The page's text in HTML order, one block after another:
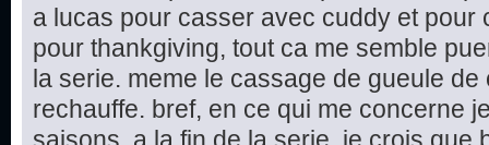
a lucas pour casser avec cuddy et pour
pour thankgiving, tout ca me semble
la serie. meme le cassage de gueule
rechauffe. bref, en ce qui me concerne